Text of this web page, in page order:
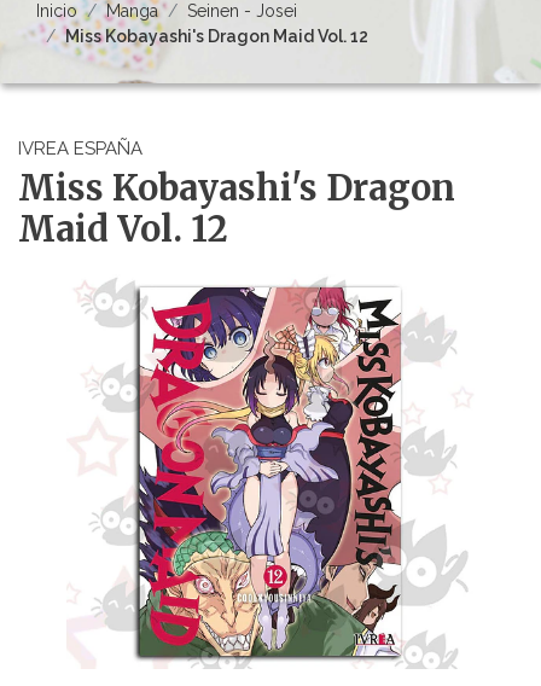
Inicio Manga
Seinen - Josei
Miss Kobayashi's Dragon Maid Vol. 12
IVREA ESPAÑA
Miss Kobayashi's Dragon
Maid Vol. 12